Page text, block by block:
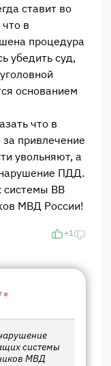
ставит во
в
процедура
убедить суд,
основанием
что в
привлечение
увольняют, а
ПДД.
системы ВВ
МВД России!
+1
#
системы
МВД